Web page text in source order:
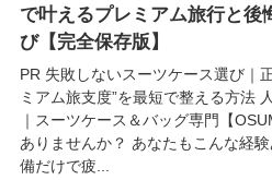
で叶えるプレミアム旅行と後
び【完全保存版】
PR 失敗しないスーツケース選び｜
ミアム旅支度”を最短で整える方法
｜スーツケース＆バッグ専門【
ありませんか？ あなたもこんな経
備だけで疲...